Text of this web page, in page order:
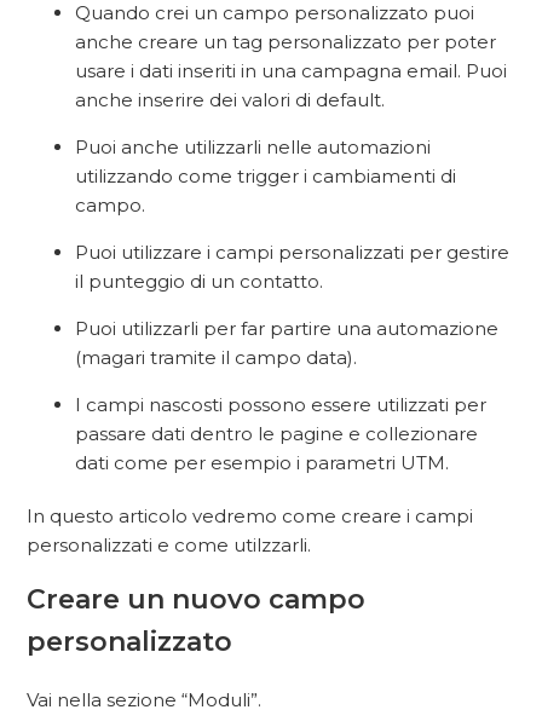
Quando crei un campo personalizzato puoi
anche creare un tag personalizzato per poter
usare i dati inseriti in una campagna email. Puoi
anche inserire dei valori di default.
Puoi anche utilizzarli nelle automazioni
utilizzando come trigger i cambiamenti di
campo.
Puoi utilizzare i campi personalizzati per gestire
il punteggio di un contatto.
Puoi utilizzarli per far partire una automazione
(magari tramite il campo data).
I campi nascosti possono essere utilizzati per
passare dati dentro le pagine e collezionare
dati come per esempio i parametri UTM.
In questo articolo vedremo come creare i campi
personalizzati e come utilzzarli.
Creare un nuovo campo
personalizzato
Vai nella sezione “Moduli”.